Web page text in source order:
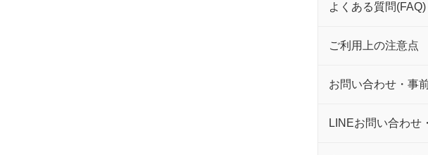
よくある質問(FAQ)
ご利用上の注意点
お問い合わせ・事
LINEお問い合わせ